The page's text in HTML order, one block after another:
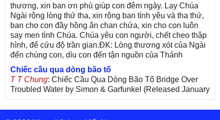
thương, xin ban ơn phù giúp con đêm ngày. Lạy Chúa
Ngài rộng lòng thứ tha, xin rộng ban tình yêu và tha thứ,
ban cho con đầy hồng ân chan chứa, xin cho con luôn
say men tình Chúa. Chúa yêu con người, chết cheo thập
hình, để cứu độ trần gian.ĐK: Lòng thương xót của Ngài
đến chúng con, dìu con đến tận nguồn của Thánh
Chiếc cầu qua dòng bão tố
T T Chung: Chiếc Cầu Qua Dòng Bão Tố Bridge Over
Troubled Water by Simon & Garfunkel (Released January
26, 1970) Lời Việt: Nhạc Sĩ Vũ Đức Nghiêm Trình Bày:
Chung Tử Lưu